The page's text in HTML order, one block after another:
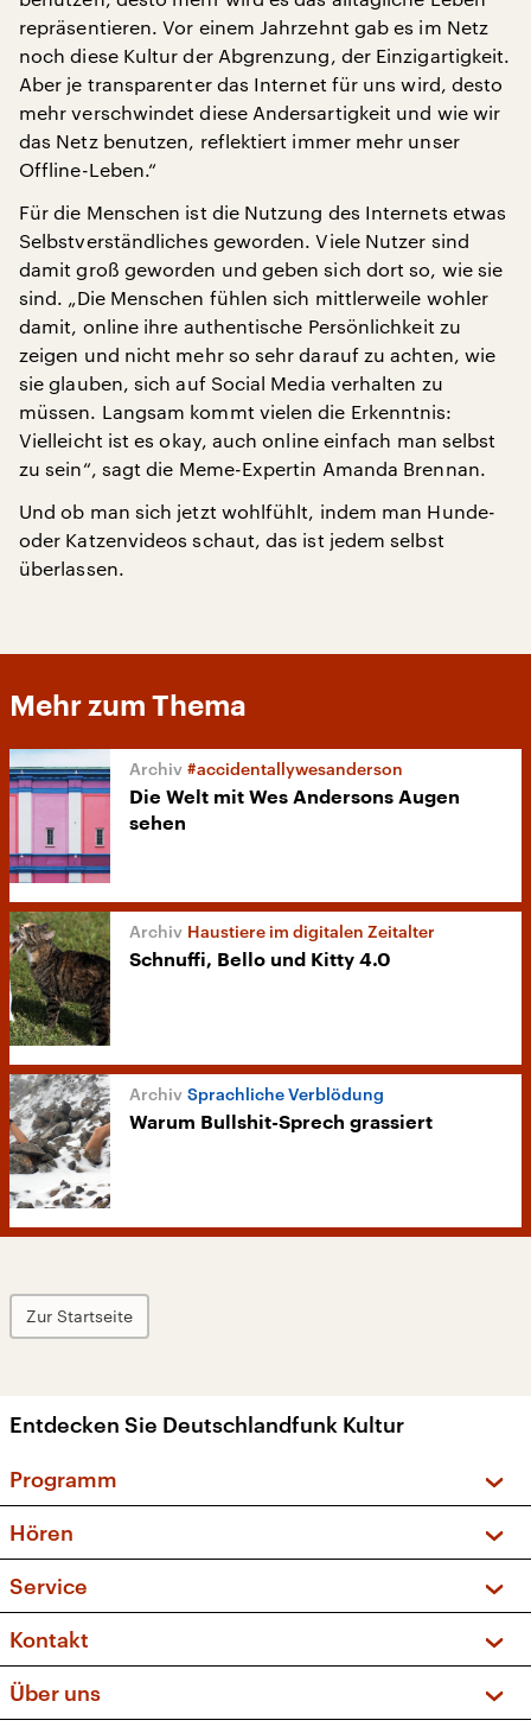
repräsentieren. Vor einem Jahrzehnt gab es im Netz
noch diese Kultur der Abgrenzung, der Einzigartigkeit.
Aber je transparenter das Internet für uns wird, desto
mehr verschwindet diese Andersartigkeit und wie wir
das Netz benutzen, reflektiert immer mehr unser
Offline-Leben.“
Für die Menschen ist die Nutzung des Internets etwas
Selbstverständliches geworden. Viele Nutzer sind
damit groß geworden und geben sich dort so, wie sie
sind. „Die Menschen fühlen sich mittlerweile wohler
damit, online ihre authentische Persönlichkeit zu
zeigen und nicht mehr so sehr darauf zu achten, wie
sie glauben, sich auf Social Media verhalten zu
müssen. Langsam kommt vielen die Erkenntnis:
Vielleicht ist es okay, auch online einfach man selbst
zu sein“, sagt die Meme-Expertin Amanda Brennan.
Und ob man sich jetzt wohlfühlt, indem man Hunde-
oder Katzenvideos schaut, das ist jedem selbst
überlassen.
Mehr zum Thema
#accidentallywesanderson
Die Welt mit Wes Andersons Augen
sehen
Haustiere im digitalen Zeitalter
Schnuffi, Bello und Kitty 4.0
Sprachliche Verblödung
Warum Bullshit-Sprech grassiert
Zur Startseite
Entdecken Sie Deutschlandfunk Kultur
Programm
Sendungen und Podcasts
Musikliste
Kakadu – Das Kinderprogramm
Hören
Frequenzen (UKW + DAB+)
Service
FAQ
Apps
Newsletter
Kontakt
Social Media
Über uns